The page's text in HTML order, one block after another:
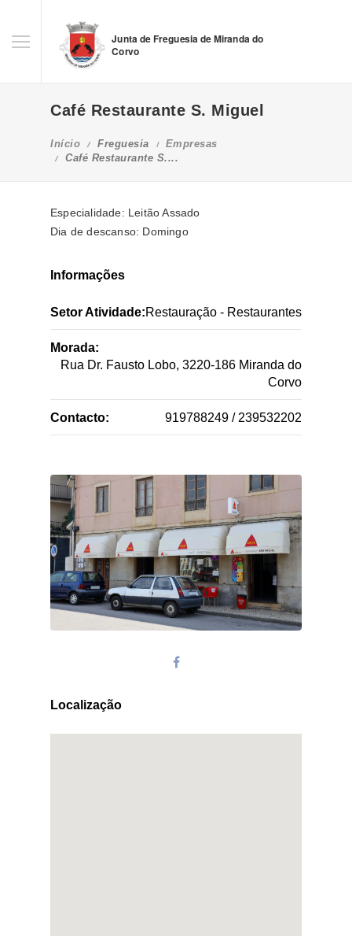
Junta de Freguesia de Miranda do
Corvo
Café Restaurante S. Miguel
Início Freguesia
Empresas
Café Restaurante S....
Especialidade: Leitão Assado
Dia de descanso: Domingo
Informações
Setor Atividade:Restauração - Restaurantes
Morada:
Rua Dr. Fausto Lobo, 3220-186 Miranda do
Corvo
Contacto: 919788249 / 239532202
Localização